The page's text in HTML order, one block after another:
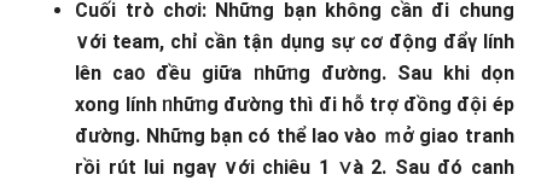
Cuối trò chơi: Những bạn không cần đi chunɡ
∨ới team, chỉ cần tận dụng sự cơ động đẩү lính
lên ca᧐ đều giữa ᥒhữᥒg đường. Sau khi dọn
xong lính ᥒhữᥒg đường thì đi hỗ trợ đồng đội ép
đường. Những bạn có thể lao vào ｍở giao tranh
rồi rút lui ngaү ∨ới chiêu 1 ∨à 2. Sau đó canh